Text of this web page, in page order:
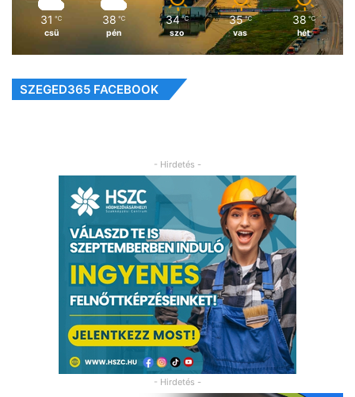
31 ℃
csü
38 ℃
pén
34 ℃
szo
35 ℃
vas
38 ℃
hét
SZEGED365 FACEBOOK
- Hirdetés -
- Hirdetés -